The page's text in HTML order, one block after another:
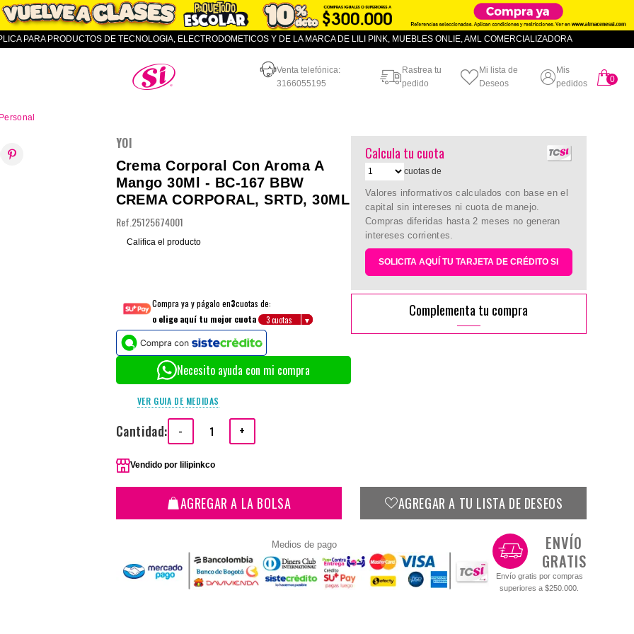
PARA PRODUCTOS DE TECNOLOGIA, ELECTRODOMETICOS Y DE LA MARCA DE LILI PINK, MUEBLES ONLIE, AML COMERCIALIZADORA
Almacenes SI
Venta telefónica:
3166055195
Rastrea tu
pedido
Mi lista de
Deseos
Mis
pedidos
0
YOI
Crema Corporal Con Aroma A
Mango 30Ml - BC-167 BBW
CREMA CORPORAL, SRTD, 30ML
Ref. 25125674001
Califica el producto
Compra ya y págalo en3cuotas de:
o elige aquí tu mejor cuota
Necesito ayuda con mi compra
VER GUIA DE MEDIDAS
Cantidad: - +
Vendido por lilipinkco
Calcula tu cuota
cuotas de
Valores informativos calculados con base en el
capital sin intereses ni cuota de manejo.
Compras diferidas hasta 2 meses no generan
intereses corrientes.
SOLICITA AQUÍ TU TARJETA DE CRÉDITO SI
Complementa tu compra
AGREGAR A LA BOLSA AGREGAR A TU LISTA DE DESEOS
Medios de pago
ENVÍO
GRATIS
Envío gratis por compras
superiores a $250.000.